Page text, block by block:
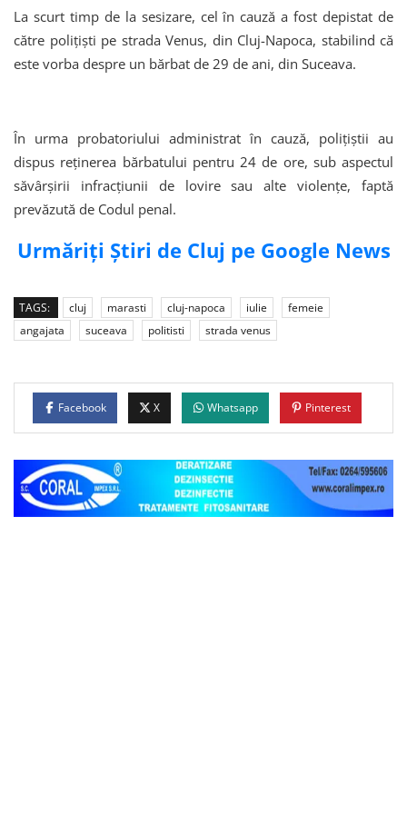
La scurt timp de la sesizare, cel în cauză a fost depistat de
către poliţişti pe strada Venus, din Cluj-Napoca, stabilind că
este vorba despre un bărbat de 29 de ani, din Suceava.
În urma probatoriului administrat în cauză, poliţiştii au
dispus reţinerea bărbatului pentru 24 de ore, sub aspectul
săvârşirii infracţiunii de lovire sau alte violenţe, faptă
prevăzută de Codul penal.
Urmăriți Știri de Cluj pe Google News
TAGS: cluj marasti cluj-napoca iulie
femeie
angajata
suceava politisti strada venus
Facebook X Whatsapp Pinterest